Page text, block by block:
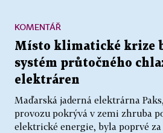
Místo klimatické krize
systém průtočného
elektráren
Maďarská jaderná elektrárna
provozu pokrývá v zemi zhruba
elektrické energie, byla poprvé
KOMENTÁŘ